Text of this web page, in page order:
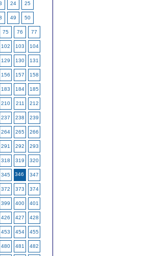
24 25
49 50
75 76 77
102 103 104
129 130 131
156 157 158
183 184 185
210 211 212
237 238 239
264 265 266
291 292 293
318 319 320
345 346 347
372 373 374
399 400 401
426 427 428
453 454 455
480 481 482